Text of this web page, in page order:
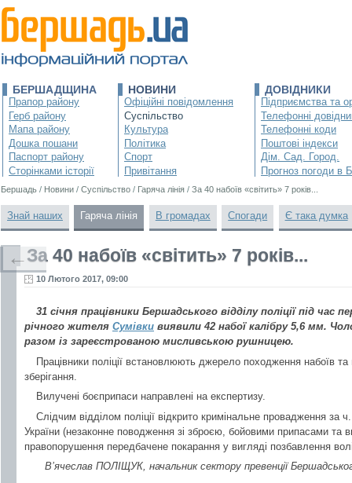
БЕРШАДЩИНА
Прапор району
Герб району
Мапа району
Дошка пошани
Паспорт району
Сторінками історії
НОВИНИ
Офіційні повідомлення
Суспільство
Культура
Політика
Спорт
Привітання
ДОВІДНИКИ
Підприємства та
Телефонні
Телефонні коди
Поштові індекси
Дім. Сад. Город.
Прогноз погоди в
Бершадь / Новини / Суспільство / Гаряча лінія / За 40 набоїв «світить» 7 років...
Знай наших Гаряча лінія В громадах Спогади Є така думка
За 40 набоїв «світить» 7 років...
10 Лютого 2017, 09:00
31 січня працівники Бершадського відділу поліції під час
річного жителя Сумівки виявили 42 набої калібру 5,6 мм.
разом із зареєстрованою мисливською рушницею.
Працівники поліції встановлюють джерело походження набоїв та
зберігання.
Вилучені боєприпаси направлені на експертизу.
Слідчим відділом поліції відкрито кримінальне провадження за
України (незаконне поводження зі зброєю, бойовими припасами та
правопорушення передбачене покарання у вигляді позбавлення
В’ячеслав ПОЛІЩУК, начальник сектору превенції
←